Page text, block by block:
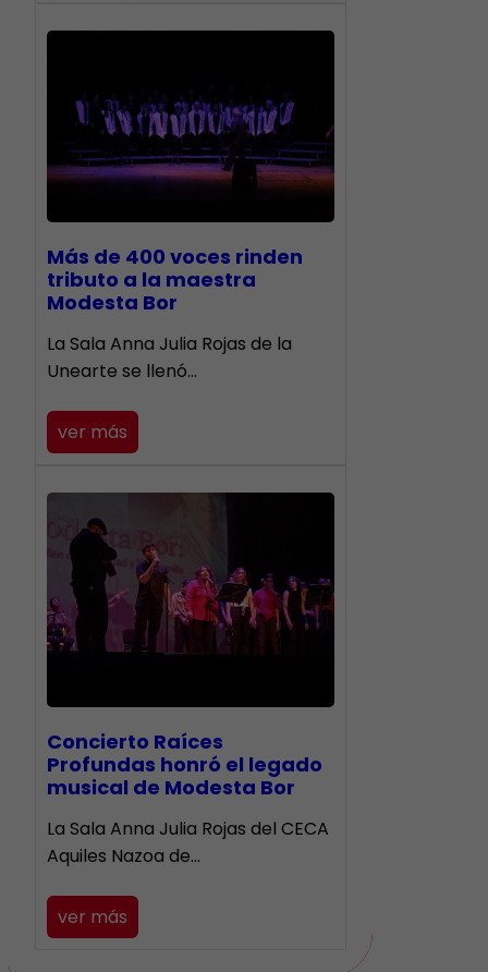
Más de 400 voces rinden
tributo a la maestra
Modesta Bor
​La Sala Anna Julia Rojas de la
Unearte se llenó…
ver más
​Concierto Raíces
Profundas honró el legado
musical de Modesta Bor
La Sala Anna Julia Rojas del CECA
Aquiles Nazoa de…
ver más